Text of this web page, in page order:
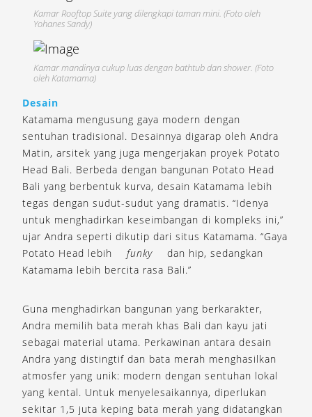
Kamar Rooftop Suite yang dilengkapi taman mini. (Foto oleh
Yohanes Sandy)
Kamar mandinya cukup luas dengan bathtub dan shower. (Foto
oleh Katamama)
Desain
Katamama mengusung gaya modern dengan
sentuhan tradisional. Desainnya digarap oleh Andra
Matin, arsitek yang juga mengerjakan proyek Potato
Head Bali. Berbeda dengan bangunan Potato Head
Bali yang berbentuk kurva, desain Katamama lebih
tegas dengan sudut-sudut yang dramatis. “Idenya
untuk menghadirkan keseimbangan di kompleks ini,”
ujar Andra seperti dikutip dari situs Katamama. “Gaya
Potato Head lebih
funky
dan hip, sedangkan
Katamama lebih bercita rasa Bali.”
Guna menghadirkan bangunan yang berkarakter,
Andra memilih bata merah khas Bali dan kayu jati
sebagai material utama. Perkawinan antara desain
Andra yang distingtif dan bata merah menghasilkan
atmosfer yang unik: modern dengan sentuhan lokal
yang kental. Untuk menyelesaikannya, diperlukan
sekitar 1,5 juta keping bata merah yang didatangkan